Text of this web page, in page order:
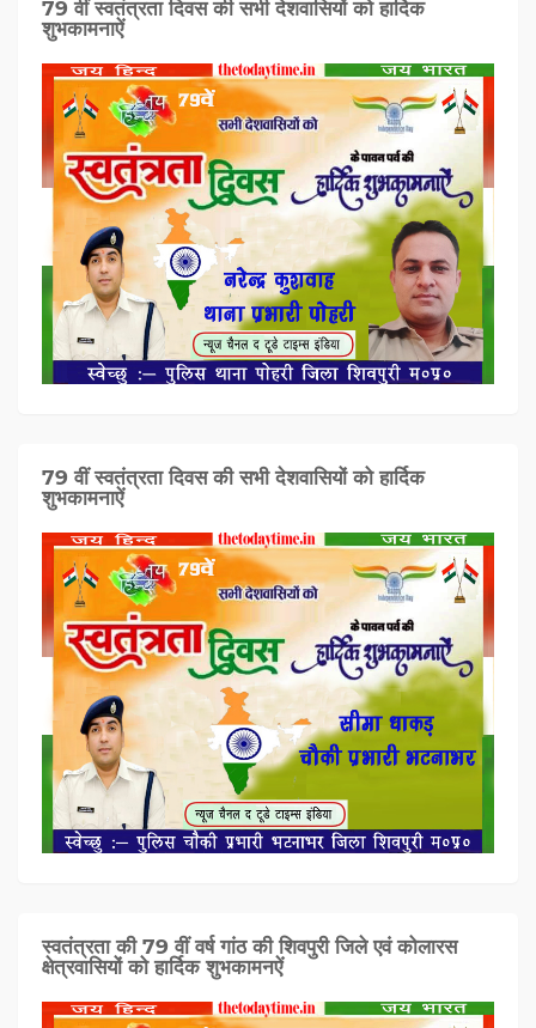
79 वीं स्वतंत्रता दिवस की सभी देशवासियों को हार्दिक
शुभकामनाऐं
79 वीं स्वतंत्रता दिवस की सभी देशवासियों को हार्दिक
शुभकामनाऐं
स्वतंत्रता की 79 वीं वर्ष गांठ की शिवपुरी जिले एवं कोलारस
क्षेत्रवासियों को हार्दिक शुभकामनऐं